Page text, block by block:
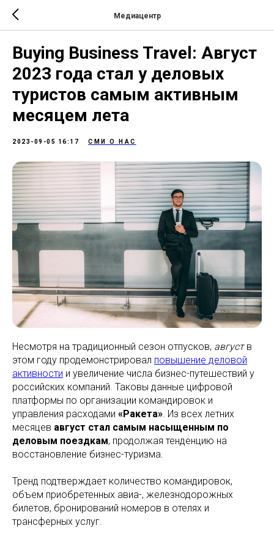
Медиацентр
Buying Business Travel: Август
2023 года стал у деловых
туристов самым активным
месяцем лета
2023-09-05 16:17 СМИ О НАС
Несмотря на традиционный сезон отпусков, августв
этом году продемонстрировал повышение деловой
активности и увеличение числа бизнес-путешествий у
российских компаний. Таковы данные цифровой
платформы по организации командировок и
управления расходами «Ракета». Из всех летних
месяцев август стал самым насыщенным по
деловым поездкам, продолжая тенденцию на
восстановление бизнес-туризма.
Тренд подтверждает количество командировок,
объем приобретенных авиа-, железнодорожных
билетов, бронирований номеров в отелях и
трансферных услуг.